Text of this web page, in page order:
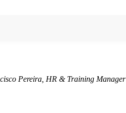
Pereira, HR & Training Manager